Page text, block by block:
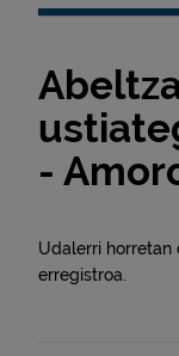
-
Udalerri horretan
erregistroa.